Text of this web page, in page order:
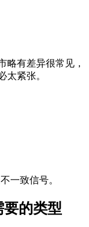
略有差异很常见，
太紧张。
一致信号。
要的类型